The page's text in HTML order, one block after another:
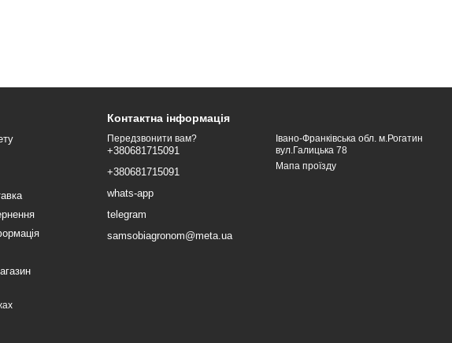
Контактна інформація
Передзвонити вам?
+380681715091
+380681715091
whats-app
telegram
samsobiagronom@meta.ua
Івано-Франківська обл. м.Рогатин
вул.Галицька 78
Мапа проїзду